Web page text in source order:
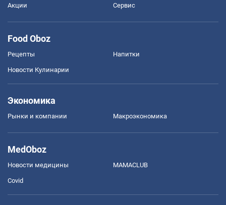
Акции Сервис
Food Oboz
Рецепты Напитки
Новости Кулинарии
Экономика
Рынки и компании Mакроэкономика
MedOboz
Новости медицины MAMACLUB
Covid